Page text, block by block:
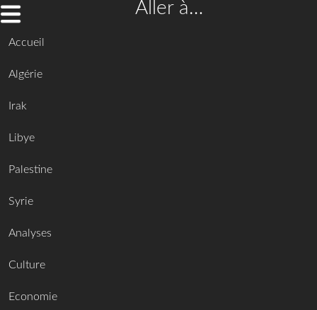
Aller à…
Accueil
Algérie
Irak
Libye
Palestine
Syrie
Analyses
Culture
Economie